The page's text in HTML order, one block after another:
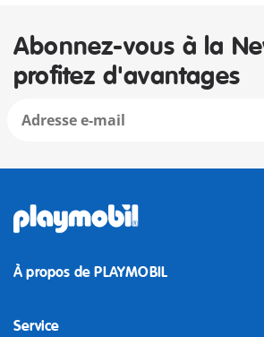
Abonnez-vous à la
profitez d'avantages
À propos de PLAYMOBIL
Service